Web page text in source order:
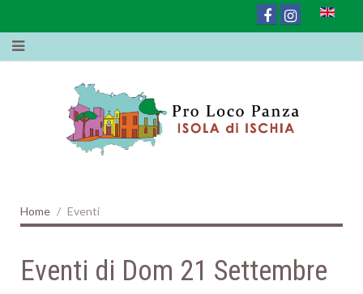
Home Eventi
Eventi di Dom 21 Settembre